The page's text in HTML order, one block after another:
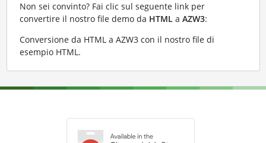
Non sei convinto? Fai clic sul seguente link per
convertire il nostro file demo da HTMLa AZW3:
Conversione da HTML a AZW3 con il nostro file di
esempio HTML.